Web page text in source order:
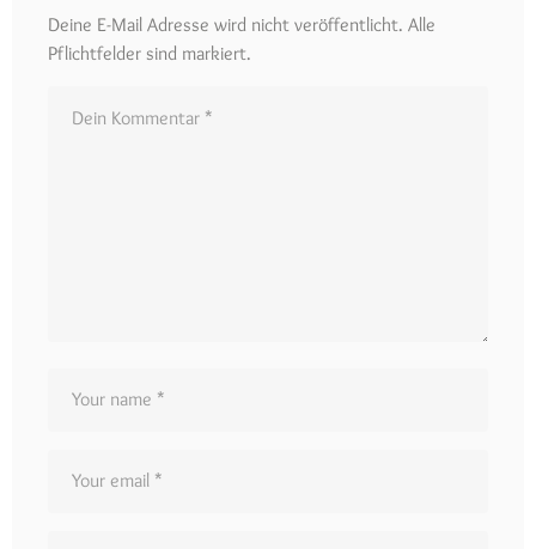
Deine E-Mail Adresse wird nicht veröffentlicht. Alle
Pflichtfelder sind markiert.